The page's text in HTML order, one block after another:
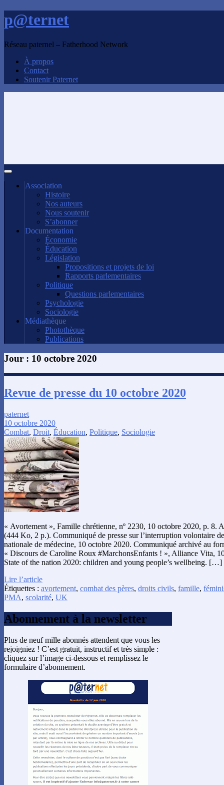
p@ternet
Réseau paternel – Fatherhood Network
À propos
Contact
Soutenir Paternet
Association
Histoire
Nos auteurs
Nous soutenir
S’abonner
Documentation
Économie
Éducation
Législation
Propositions et projets de loi
Rapports parlementaires
Politique
Questions parlementaires
Psychologie
Sociologie
Médiathèque
Photothèque
Publications
Jour : 10 octobre 2020
Revue de presse du 10 octobre 2020
paternet
10 octobre 2020
Combat, Droit, Éducation, Politique, Sociologie
« Avortement », Famille chrétienne, nº 2230, 10 octobre 2020, p. 8.
(444 Ko, 2 p.). Communiqué de presse sur l’interruption volontaire
nationale de médecine, 10 octobre 2020. Communiqué archivé au
« Discours de Caroline Roux #MarchonsEnfants ! », Alliance Vita,
State of the nation 2020: children and young people’s wellbeing. […]
Lire l’article
Étiquettes : avortement, combat des pères, droits civils, famille,
PMA, scolarité, UK
Abonnement à la newsletter
Plus de neuf mille abonnés attendent que vous les
rejoigniez ! C’est gratuit, instructif et très simple :
cliquez sur l’image ci-dessous et remplissez le
formulaire d’abonnement.